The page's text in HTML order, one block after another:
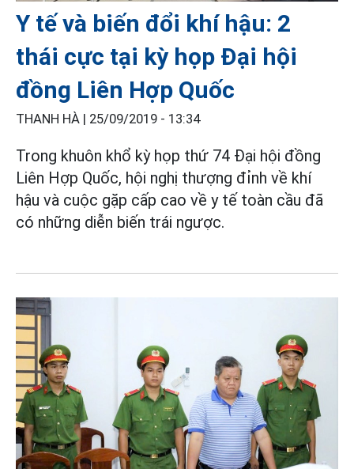
Y tế và biến đổi khí hậu: 2
thái cực tại kỳ họp Đại hội
đồng Liên Hợp Quốc
THANH HÀ | 25/09/2019 - 13:34
Trong khuôn khổ kỳ họp thứ 74 Đại hội đồng
Liên Hợp Quốc, hội nghị thượng đỉnh về khí
hậu và cuộc gặp cấp cao về y tế toàn cầu đã
có những diễn biến trái ngược.